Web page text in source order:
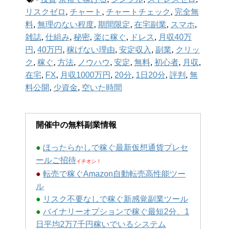
リスクゼロ , チャート , チャートチェック , 完全無
料, 無理のない程度, 期間限定, 在宅副業, スマホ,
雑誌, 仕組み, 秘密, 楽に稼ぐ, ドレス , 月収40万
円 , 40万円 , 稼げない理由, 安定収入 , 副業, クリッ
ク , 稼ぐ, 方法, ノウハウ, 安定, 無料, 初心者, 月収,
在宅, FX, 月収1000万円 , 20分, 1日20分, 評判 , 無
料公開, 少資金, 空いた時間
開催中の無料副業情報
● ほったらかしで稼ぐ最新仮想通貨プレセ
ールご招待イチオシ！
● 転売で稼ぐAmazon自動転売高性能ツー
ル
● リスク不要なしで稼ぐ新感覚副業ツール
● バイナリーオプションで稼ぐ最短2分、1
日平均2万7千円稼いでいるシステム